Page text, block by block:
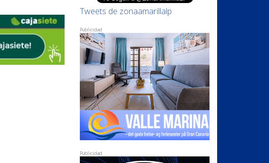
Tweets de zonaamarillalp
Publicidad
Publicidad